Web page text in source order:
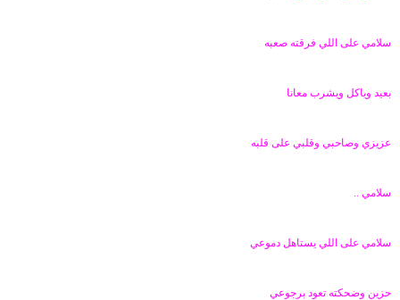
سلامي على اللي فرقته صعبه
بعيد وياكل ويشرب معانا
عزيزي وصاحبي وقلبي على قلبه
سلامي ..
سلامي على اللي يستاهل دموعي
حزين وضحكته تعود برجوعي